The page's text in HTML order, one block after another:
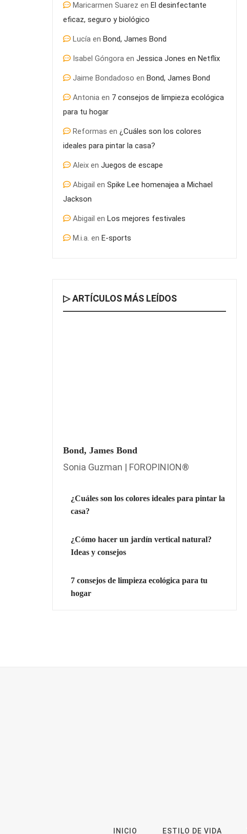
Maricarmen Suarez en El desinfectante
eficaz, seguro y biológico
Lucía en Bond, James Bond
Isabel Góngora en Jessica Jones en Netflix
Jaime Bondadoso en Bond, James Bond
Antonia en 7 consejos de limpieza ecológica
para tu hogar
Reformas en ¿Cuáles son los colores
ideales para pintar la casa?
Aleix en Juegos de escape
Abigail en Spike Lee homenajea a Michael
Jackson
Abigail en Los mejores festivales
M.i.a. en E-sports
▷ ARTÍCULOS MÁS LEÍDOS
Bond, James Bond
Sonia Guzman | FOROPINION®
¿Cuáles son los colores ideales para pintar la
casa?
¿Cómo hacer un jardín vertical natural?
Ideas y consejos
7 consejos de limpieza ecológica para tu
hogar
INICIO ESTILO DE VIDA